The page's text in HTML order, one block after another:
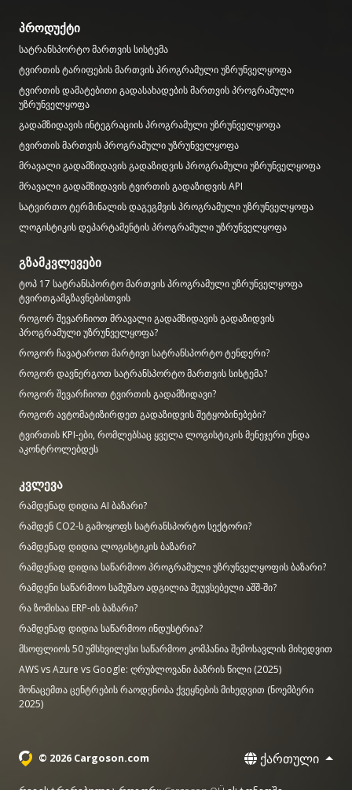
პროდუქტი
სატრანსპორტო მართვის სისტემა
ტვირთის ტარიფების მართვის პროგრამული უზრუნველყოფა
ტვირთის დამატებითი გადასახადების მართვის პროგრამული
უზრუნველყოფა
გადამზიდავის ინტეგრაციის პროგრამული უზრუნველყოფა
ტვირთის მართვის პროგრამული უზრუნველყოფა
მრავალი გადამზიდავის გადაზიდვის პროგრამული უზრუნველყოფა
მრავალი გადამზიდავის ტვირთის გადაზიდვის API
სატვირთო ტერმინალის დაგეგმვის პროგრამული უზრუნველყოფა
ლოგისტიკის დეპარტამენტის პროგრამული უზრუნველყოფა
გზამკვლევები
ტოპ 17 სატრანსპორტო მართვის პროგრამული უზრუნველყოფა
ტვირთგამგზავნებისთვის
როგორ შევარჩიოთ მრავალი გადამზიდავის გადაზიდვის
პროგრამული უზრუნველყოფა?
როგორ ჩავატაროთ მარტივი სატრანსპორტო ტენდერი?
როგორ დავნერგოთ სატრანსპორტო მართვის სისტემა?
როგორ შევარჩიოთ ტვირთის გადამზიდავი?
როგორ ავტომატიზირდეთ გადაზიდვის შეტყობინებები?
ტვირთის KPI-ები, რომლებსაც ყველა ლოგისტიკის მენეჯერი უნდა
აკონტროლებდეს
კვლევა
რამდენად დიდია AI ბაზარი?
რამდენ CO2-ს გამოყოფს სატრანსპორტო სექტორი?
რამდენად დიდია ლოგისტიკის ბაზარი?
რამდენად დიდია საწარმოო პროგრამული უზრუნველყოფის ბაზარი?
რამდენი საწარმოო სამუშაო ადგილია შეუვსებელი აშშ-ში?
რა ზომისაა ERP-ის ბაზარი?
რამდენად დიდია საწარმოო ინდუსტრია?
მსოფლიოს 50 უმსხვილესი საწარმოო კომპანია შემოსავლის მიხედვით
AWS vs Azure vs Google: ღრუბლოვანი ბაზრის წილი (2025)
მონაცემთა ცენტრების რაოდენობა ქვეყნების მიხედვით (ნოემბერი
2025)
© 2026 Cargoson.com ქართული